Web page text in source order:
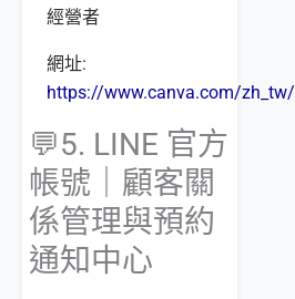
經營者
網址:
https://www.canva.com/zh_tw/
💬5. LINE 官方
帳號｜顧客關
係管理與預約
通知中心